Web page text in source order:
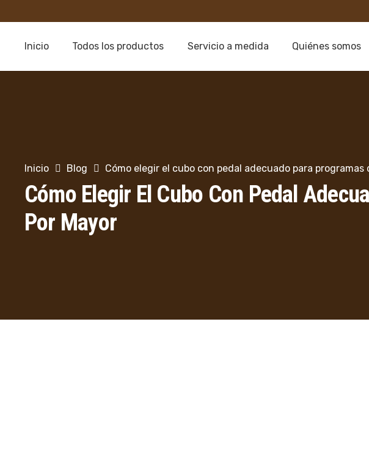
Inicio Todos los productos Servicio a medida Quiénes somos
Inicio Blog Cómo elegir el cubo con pedal adecuado para
Cómo Elegir El Cubo Con Pedal
Por Mayor